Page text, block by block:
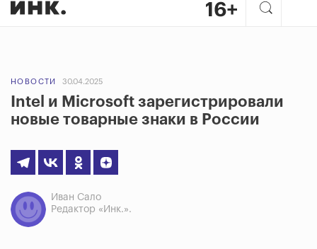
НОВОСТИ 30.04.2025
Intel и Microsoft зарегистрировали
новые товарные знаки в России
Иван Сало
Редактор «Инк.».